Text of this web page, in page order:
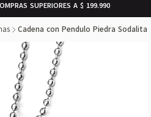
SUPERIORES A $ 199.990
Cadena con Pendulo Piedra Sodalita